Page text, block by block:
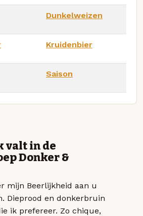
Dunkelweizen
Kruidenbier
Saison
valt in de
Donker &
mijn Beerlijkheid aan u
Dieprood en donkerbruin
ik prefereer. Zo chique,